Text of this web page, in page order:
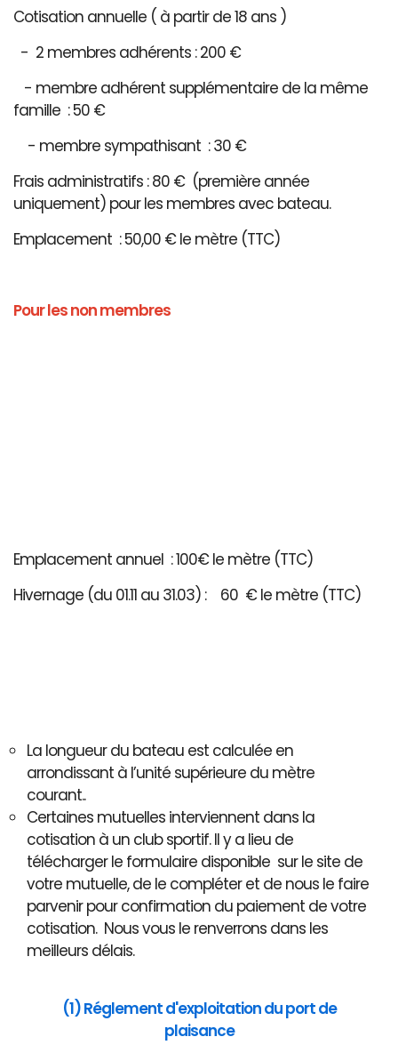
Cotisation annuelle ( à partir de 18 ans )
- 2 membres adhérents : 200 €
- membre adhérent supplémentaire de la même
famille : 50 €
- membre sympathisant : 30 €
Frais administratifs : 80 € (première année
uniquement) pour les membres avec bateau.
Emplacement : 50,00 € le mètre (TTC)
Pour les non membres
Emplacement annuel : 100€ le mètre (TTC)
Hivernage (du 01.11 au 31.03) : 60 € le mètre (TTC)
La longueur du bateau est calculée en
arrondissant à l’unité supérieure du mètre
courant..
Certaines mutuelles interviennent dans la
cotisation à un club sportif. Il y a lieu de
télécharger le formulaire disponible sur le site de
votre mutuelle, de le compléter et de nous le faire
parvenir pour confirmation du paiement de votre
cotisation. Nous vous le renverrons dans les
meilleurs délais.
(1) Réglement d'exploitation du port de
plaisance